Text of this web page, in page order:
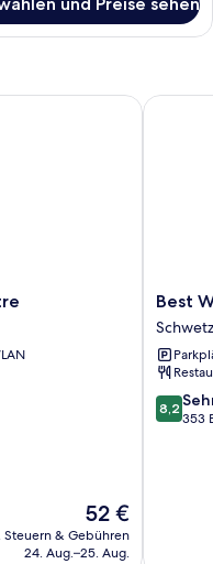
Der
Preis
beträgt
52 €
Steuern & Gebühren
24. Aug.–25. Aug.
Best
Western
Plus
Delta
Park
Hotel
Best
8.2
von
8,2
353
Best